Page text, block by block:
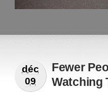
déc
09
Fewer
Watching